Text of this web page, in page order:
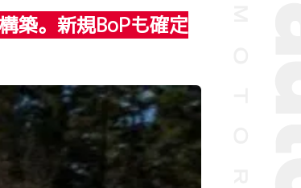
築。新規BoPも確定